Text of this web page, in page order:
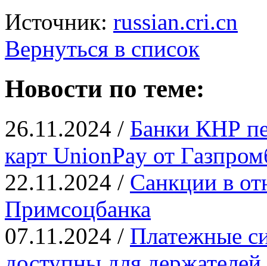
Источник: russian.cri.cn
Вернуться в список
Новости по теме:
26.11.2024 / Банки КНР
карт UnionPay от
22.11.2024 / Санкции в
Примсоцбанка
07.11.2024 / Платежные